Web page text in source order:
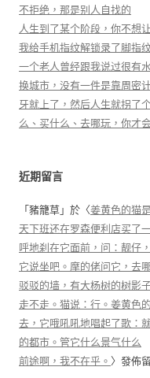
不拒绝，那是别人自找的
人生到了某个阶段，你不想
我给手机指纹解锁录了脚指
一个老人曾经跟我说过很有
换城市，没有一件是靠周密
牙就上了，然后人生就拐了
么、买什么、去哪玩，你才
近期留言
「 豬籠草 」於〈姜黄色的猫
天下班还在罗森便利店买了
呼地刹在它面前，问：靓仔
它说坐吧。摩的佬问它，去
驳驳的墙，有大杨树的树影
走不走。猫说：行。姜黄色
去，它哦吼吼地唱起了歌：
的都市。管它什么景气什么
前途啊，我不在乎。 〉發佈